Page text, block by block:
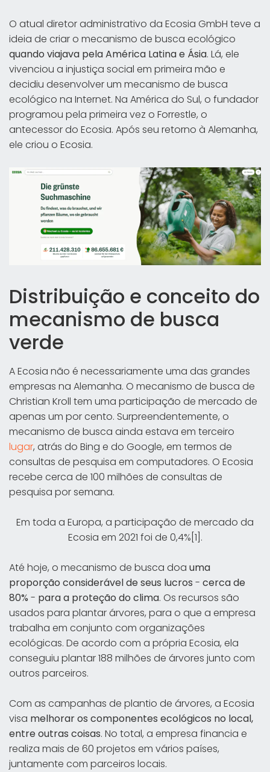
O atual diretor administrativo da Ecosia GmbH teve a
ideia de criar o mecanismo de busca ecológico
quando viajava pela América Latina e Ásia. Lá, ele
vivenciou a injustiça social em primeira mão e
decidiu desenvolver um mecanismo de busca
ecológico na Internet. Na América do Sul, o fundador
programou pela primeira vez o Forrestle, o
antecessor do Ecosia. Após seu retorno à Alemanha,
ele criou o Ecosia.
Distribuição e conceito do
mecanismo de busca
verde
A Ecosia não é necessariamente uma das grandes
empresas na Alemanha. O mecanismo de busca de
Christian Kroll tem uma participação de mercado de
apenas um por cento. Surpreendentemente, o
mecanismo de busca ainda estava em terceiro
lugar, atrás do Bing e do Google, em termos de
consultas de pesquisa em computadores. O Ecosia
recebe cerca de 100 milhões de consultas de
pesquisa por semana.
Em toda a Europa, a participação de mercado da
Ecosia em 2021 foi de 0,4%[1].
Até hoje, o mecanismo de busca doa uma
proporção considerável de seus lucros - cerca de
80% - para a proteção do clima. Os recursos são
usados para plantar árvores, para o que a empresa
trabalha em conjunto com organizações
ecológicas. De acordo com a própria Ecosia, ela
conseguiu plantar 188 milhões de árvores junto com
outros parceiros.
Com as campanhas de plantio de árvores, a Ecosia
visa melhorar os componentes ecológicos no local,
entre outras coisas. No total, a empresa financia e
realiza mais de 60 projetos em vários países,
juntamente com parceiros locais.